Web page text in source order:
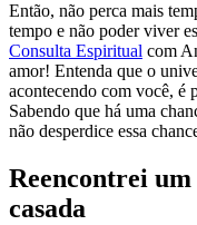
Então, não perca mais
tempo e não poder viver
Consulta Espiritual com
amor! Entenda que o
acontecendo com você, é
Sabendo que há uma
não desperdice essa
Reencontrei um
casada